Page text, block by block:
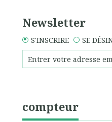
Newsletter
S'INSCRIRE SE
compteur